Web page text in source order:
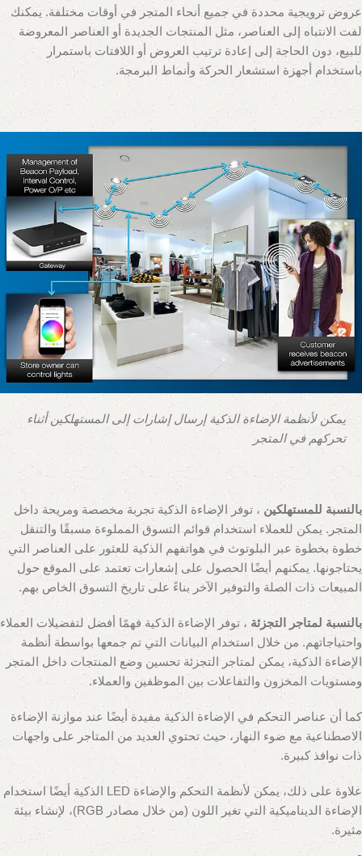
عروض ترويجية محددة في جميع أنحاء المتجر في أوقات مختلفة. يمكنك
لفت الانتباه إلى العناصر، مثل المنتجات الجديدة أو العناصر المعروضة
للبيع، دون الحاجة إلى إعادة ترتيب العروض أو اللافتات باستمرار
باستخدام أجهزة استشعار الحركة وأنماط البرمجة.
يمكن لأنظمة الإضاءة الذكية إرسال إشارات إلى المستهلكين أثناء
تحركهم في المتجر
بالنسبة للمستهلكين ، توفر الإضاءة الذكية تجربة مخصصة ومريحة داخل
المتجر. يمكن للعملاء استخدام قوائم التسوق المملوءة مسبقًا والتنقل
خطوة بخطوة عبر البلوتوث في هواتفهم الذكية للعثور على العناصر التي
يحتاجونها. يمكنهم أيضًا الحصول على إشعارات تعتمد على الموقع حول
المبيعات ذات الصلة والتوفير الآخر بناءً على تاريخ التسوق الخاص بهم.
بالنسبة لمتاجر التجزئة ، توفر الإضاءة الذكية فهمًا أفضل لتفضيلات العملاء
واحتياجاتهم. من خلال استخدام البيانات التي تم جمعها بواسطة أنظمة
الإضاءة الذكية، يمكن لمتاجر التجزئة تحسين وضع المنتجات داخل المتجر
ومستويات المخزون والتفاعلات بين الموظفين والعملاء.
كما أن عناصر التحكم في الإضاءة الذكية مفيدة أيضًا عند موازنة الإضاءة
الاصطناعية مع ضوء النهار، حيث تحتوي العديد من المتاجر على واجهات
ذات نوافذ كبيرة.
علاوة على ذلك، يمكن لأنظمة التحكم والإضاءة LED الذكية أيضًا استخدام
الإضاءة الديناميكية التي تغير اللون (من خلال مصادر RGB)، لإنشاء بيئة
مثيرة.